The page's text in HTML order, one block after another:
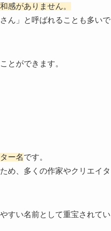
感がありません。
ん」と呼ばれることも多いで
とができます。
ー名です。
め、多くの作家やクリエイタ
すい名前として重宝されてい